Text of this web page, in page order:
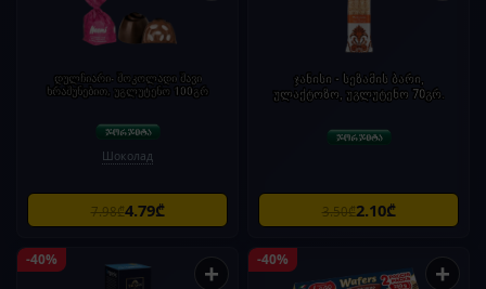
დულჩიარი- შოკოლადი შავი
ხრაშუნებით, უგლუტენო 100გრ
Шоколад
7.98₾4.79₾
ჯანისი - სეზამის ბარი,
ულაქტოზო, უგლუტენო 70გრ.
3.50₾2.10₾
-40% + -40% +